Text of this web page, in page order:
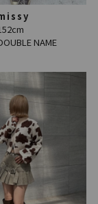
NAME